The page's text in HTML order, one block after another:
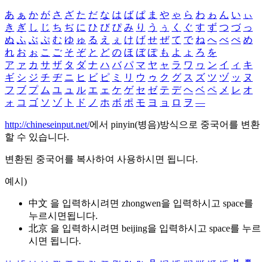
あ ぁ か が さ ざ た だ な は ば ぱ ま や ゃ ら わ ゎ ん い ぃ
き ぎ し じ ち ぢ に ひ び ぴ み り う ぅ く ぐ す ず つ づ っ
ぬ ふ ぶ ぷ む ゆ ゅ る え ぇ け げ せ ぜ て で ね へ べ ぺ め
れ お ぉ こ ご そ ぞ と ど の ほ ぼ ぽ も よ ょ ろ を
ア ァ カ サ ザ タ ダ ナ ハ バ パ マ ヤ ャ ラ ワ ヮ ン イ ィ キ
ギ シ ジ チ ヂ ニ ヒ ビ ピ ミ リ ウ ゥ ク グ ス ズ ツ ヅ ッ ヌ
フ ブ プ ム ユ ュ ル エ ェ ケ ゲ セ ゼ テ デ ヘ ベ ペ メ レ オ
ォ コ ゴ ソ ゾ ト ド ノ ホ ボ ポ モ ヨ ョ ロ ヲ ―
http://chineseinput.net/에서 pinyin(병음)방식으로 중국어를 변환
할 수 있습니다.
변환된 중국어를 복사하여 사용하시면 됩니다.
예시)
中文 을 입력하시려면 zhongwen을 입력하시고 space를
누르시면됩니다.
北京 을 입력하시려면 beijing을 입력하시고 space를 누르
시면 됩니다.